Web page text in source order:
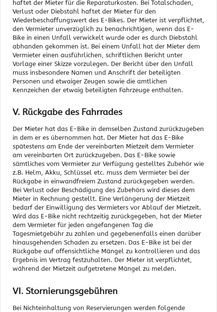
haftet der Mieter für die Reparaturkosten. Bei Totalschaden,
Verlust oder Diebstahl haftet der Mieter für den
Wiederbeschaffungswert des E-Bikes. Der Mieter ist verpflichtet,
den Vermieter unverzüglich zu benachrichtigen, wenn das E-
Bike in einen Unfall verwickelt wurde oder es durch Diebstahl
abhanden gekommen ist. Bei einem Unfall hat der Mieter dem
Vermieter einen ausführlichen, schriftlichen Bericht unter
Vorlage einer Skizze vorzulegen. Der Bericht über den Unfall
muss insbesondere Namen und Anschrift der beteiligten
Personen und etwaiger Zeugen sowie die amtlichen
Kennzeichen der etwaig beteiligten Fahrzeuge enthalten.
V. Rückgabe des Fahrrades
Der Mieter hat das E-Bike in demselben Zustand zurückzugeben
in dem er es übernommen hat. Der Mieter hat das E-Bike
spätestens am Ende der vereinbarten Mietzeit dem Vermieter
am vereinbarten Ort zurückzugeben. Das E-Bike sowie
sämtliches vom Vermieter zur Verfügung gestelltes Zubehör wie
z.B. Helm, Akku, Schlüssel etc. muss dem Vermieter bei der
Rückgabe in einwandfreiem Zustand zurückgegeben werden.
Bei Verlust oder Beschädigung des Zubehörs wird dieses dem
Mieter in Rechnung gestellt. Eine Verlängerung der Mietzeit
bedarf der Einwilligung des Vermieters vor Ablauf der Mietzeit.
Wird das E-Bike nicht rechtzeitig zurückgegeben, hat der Mieter
dem Vermieter für jeden angefangenen Tag die
Tagesmietgebühr zu zahlen und gegebenenfalls einen darüber
hinausgehenden Schaden zu ersetzen. Das E-Bike ist bei der
Rückgabe auf offensichtliche Mängel zu kontrollieren und das
Ergebnis im Vertrag festzuhalten. Der Mieter ist verpflichtet,
während der Mietzeit aufgetretene Mängel zu melden.
VI. Stornierungsgebühren
Bei Nichteinhaltung von Reservierungen werden folgende